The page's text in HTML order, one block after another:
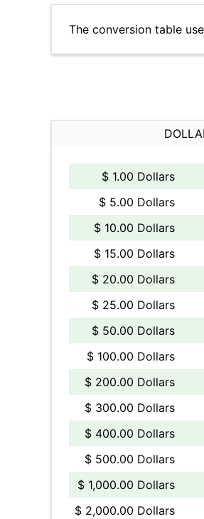
The conversion table
$ 1.00 Dollars
$ 5.00 Dollars
$ 10.00 Dollars
$ 15.00 Dollars
$ 20.00 Dollars
$ 25.00 Dollars
$ 50.00 Dollars
$ 100.00 Dollars
$ 200.00 Dollars
$ 300.00 Dollars
$ 400.00 Dollars
$ 500.00 Dollars
$ 1,000.00 Dollars
$ 2,000.00 Dollars